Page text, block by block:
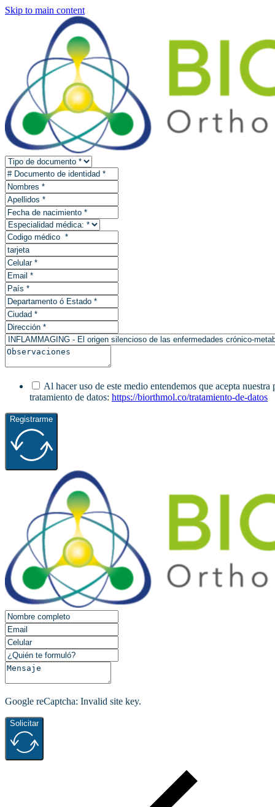
Skip to main content
Al hacer uso de este medio entendemos que acepta
tratamiento de datos: https://biorthmol.co/tratamiento-de-datos
Registrarme
Google reCaptcha: Invalid site key.
Solicitar